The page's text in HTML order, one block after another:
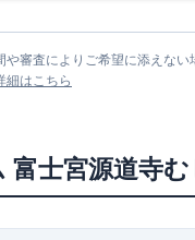
や審査によりご希望に添えない
細はこちら
富士宮源道寺